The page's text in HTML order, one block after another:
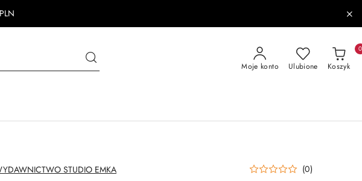
Moje konto Ulubione Koszyk
0
STUDIO EMKA (0)